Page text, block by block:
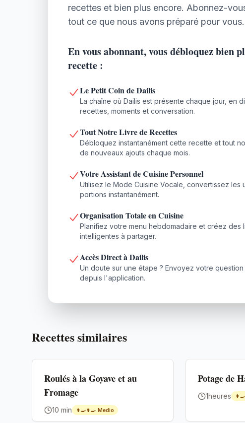
recettes et bien plus encore. Abonnez-
tout ce que nous avons préparé pour vous.
En vous abonnant, vous débloquez bien
recette :
Le Petit Coin de Dailis
La chaîne où Dailis est présente chaque jour, en
recettes, moments et conversation.
Tout Notre Livre de Recettes
Débloquez instantanément cette recette et tout
de nouveaux ajouts chaque mois.
Votre Assistant de Cuisine Personnel
Utilisez le Mode Cuisine Vocale, convertissez les
portions instantanément.
Organisation Totale en Cuisine
Planifiez votre menu hebdomadaire et créez des
intelligentes à partager.
Accès Direct à Dailis
Un doute sur une étape ? Envoyez votre question
depuis l'application.
Recettes similaires
Roulés à la Goyave et au
Fromage
10 min 👨‍🍳👨‍🍳 Medio
Potage de
1heures